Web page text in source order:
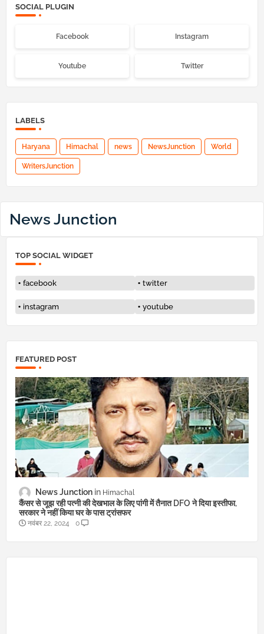
SOCIAL PLUGIN
Facebook Instagram
Youtube Twitter
LABELS
Haryana Himachal news NewsJunction World
WritersJunction
News Junction
TOP SOCIAL WIDGET
facebook twitter
instagram youtube
FEATURED POST
News Junction Himachal
कैंसर से जूझ रही पत्नी की देखभाल के लिए पांगी में तैनात DFO ने दिया इस्तीफा,
सरकार ने नहीं किया घर के पास ट्रांसफर
नवंबर 22, 2024 0